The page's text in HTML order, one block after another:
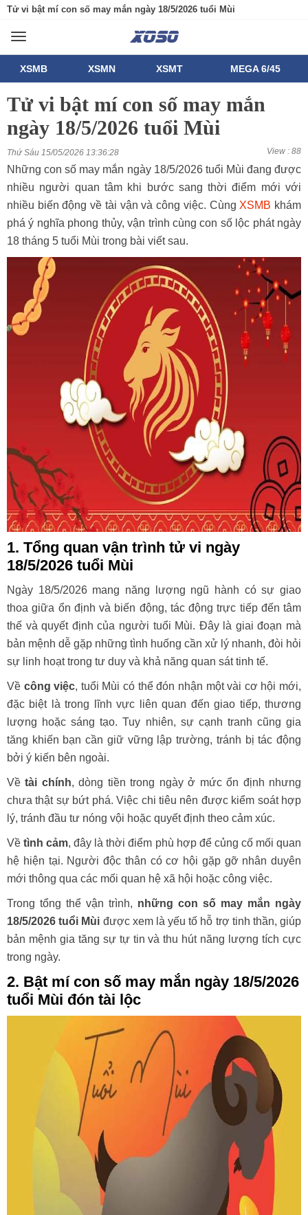
Tử vi bật mí con số may mắn ngày 18/5/2026 tuổi Mùi
Toggle
XSMB XSMN XSMT MEGA 6/45
Tử vi bật mí con số may mắn
ngày 18/5/2026 tuổi Mùi
Thứ Sáu 15/05/2026 13:36:28 View : 88
Những con số may mắn ngày 18/5/2026 tuổi Mùi đang được
nhiều người quan tâm khi bước sang thời điểm mới với
nhiều biến động về tài vận và công việc. Cùng XSMB khám
phá ý nghĩa phong thủy, vận trình cùng con số lộc phát ngày
18 tháng 5 tuổi Mùi trong bài viết sau.
1. Tổng quan vận trình tử vi ngày
18/5/2026 tuổi Mùi
Ngày 18/5/2026 mang năng lượng ngũ hành có sự giao
thoa giữa ổn định và biến động, tác động trực tiếp đến tâm
thế và quyết định của người tuổi Mùi. Đây là giai đoạn mà
bản mệnh dễ gặp những tình huống cần xử lý nhanh, đòi hỏi
sự linh hoạt trong tư duy và khả năng quan sát tinh tế.
Về công việc, tuổi Mùi có thể đón nhận một vài cơ hội mới,
đặc biệt là trong lĩnh vực liên quan đến giao tiếp, thương
lượng hoặc sáng tạo. Tuy nhiên, sự cạnh tranh cũng gia
tăng khiến bạn cần giữ vững lập trường, tránh bị tác động
bởi ý kiến bên ngoài.
Về tài chính, dòng tiền trong ngày ở mức ổn định nhưng
chưa thật sự bứt phá. Việc chi tiêu nên được kiểm soát hợp
lý, tránh đầu tư nóng vội hoặc quyết định theo cảm xúc.
Vềtình cảm, đây là thời điểm phù hợp để củng cố mối quan
hệ hiện tại. Người độc thân có cơ hội gặp gỡ nhân duyên
mới thông qua các mối quan hệ xã hội hoặc công việc.
Trong tổng thể vận trình, những con số may mắn ngày
18/5/2026 tuổi Mùi được xem là yếu tố hỗ trợ tinh thần, giúp
bản mệnh gia tăng sự tự tin và thu hút năng lượng tích cực
trong ngày.
2. Bật mí con số may mắn ngày 18/5/2026
tuổi Mùi đón tài lộc